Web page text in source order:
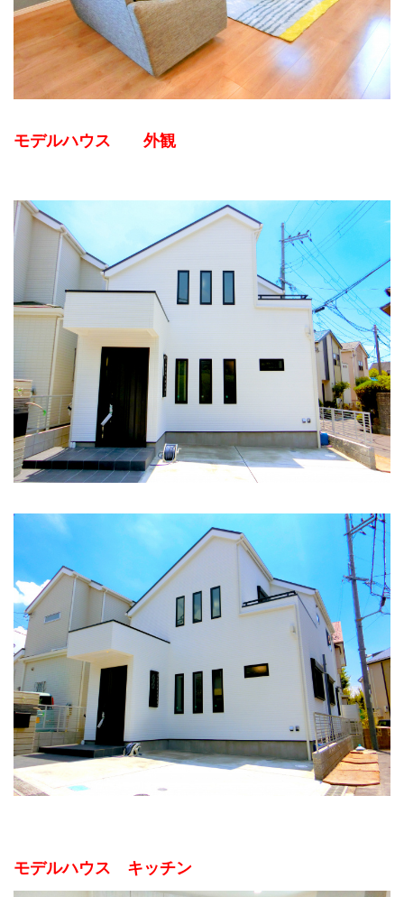
モデルハウス 外観
モデルハウス キッチン